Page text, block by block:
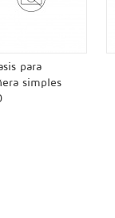
para
simples